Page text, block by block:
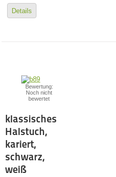
Details
Bewertung:
Noch nicht
bewertet
klassisches
Halstuch,
kariert,
schwarz,
weiß